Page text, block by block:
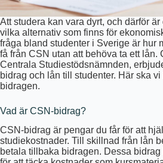
Att studera kan vara dyrt, och därför är
vilka alternativ som finns för
fråga bland studenter i Sverige är hur
få från CSN utan att behöva ta ett lån.
Centrala Studiestödsnämnden,
bidrag och lån till studenter. Här ska
bidragen.
Vad är CSN-bidrag?
CSN-bidrag är pengar du får för att
studiekostnader. Till skillnad från lån
betala tillbaka bidragen. Dessa